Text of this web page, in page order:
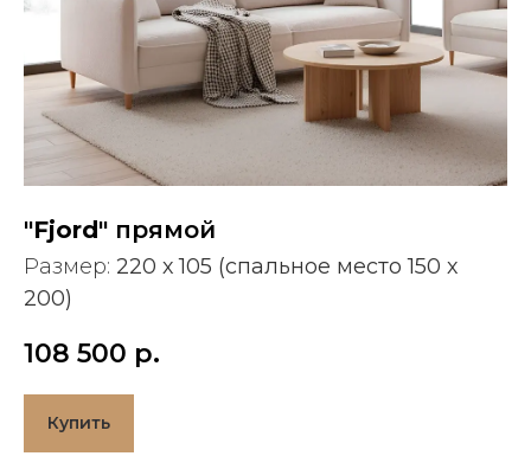
"Fjord" прямой
Размер: 220 х 105 (спальное место 150 х
200)
108 500 р.
Купить